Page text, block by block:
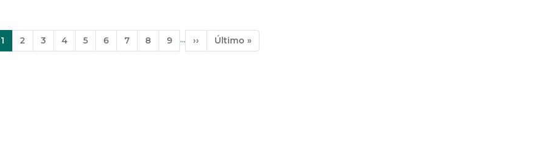
Página
actual
1 Página
2 Página
3 Página
4 Página
5 Página
6 Página
7 Página
8 Página
9 …
Siguiente
página
››
Última
página
Último »